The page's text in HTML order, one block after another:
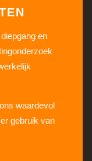
en
waardevol
gebruik van